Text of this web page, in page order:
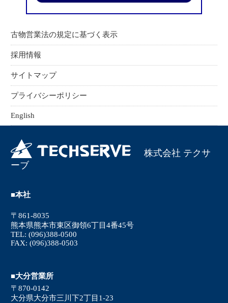
古物営業法の規定に基づく表示
採用情報
サイトマップ
プライバシーポリシー
English
株式会社 テクサ
ーブ
■本社
〒861-8035
熊本県熊本市東区御領6丁目4番45号
TEL: (096)388-0500
FAX: (096)388-0503
■大分営業所
〒870-0142
大分県大分市三川下2丁目1-23